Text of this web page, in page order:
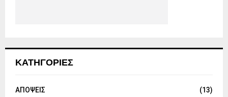
ΚΑΤΗΓΟΡΙΕΣ
ΑΠΟΨΕΙΣ
(13)